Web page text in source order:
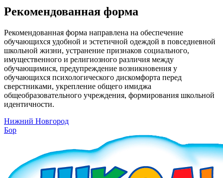
Рекомендованная форма
Рекомендованная форма направлена на обеспечение
обучающихся удобной и эстетичной одеждой в повседневной
школьной жизни, устранение признаков социального,
имущественного и религиозного различия между
обучающимися, предупреждение возникновения у
обучающихся психологического дискомфорта перед
сверстниками, укрепление общего имиджа
общеобразовательного учреждения, формирования школьной
идентичности.
Нижний Новгород
Бор